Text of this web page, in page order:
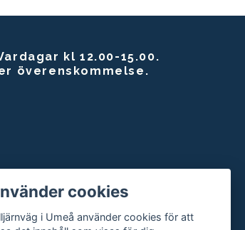
kl 12.00-15.00.
överenskommelse.
cookies
i Umeå använder cookies för att